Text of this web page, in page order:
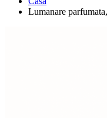
Lumanare